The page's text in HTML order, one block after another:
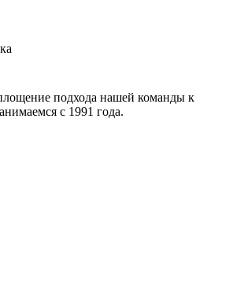
подхода нашей команды к
с 1991 года.